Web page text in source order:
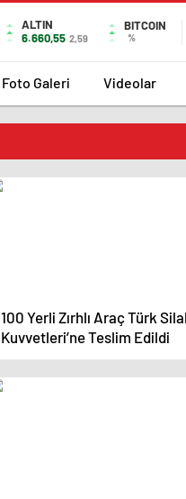
ALTIN
6.660,55 2,59
BITCOIN
%
Foto Galeri Videolar
100 Yerli Zırhlı Araç Türk
Kuvvetleri’ne Teslim Edildi